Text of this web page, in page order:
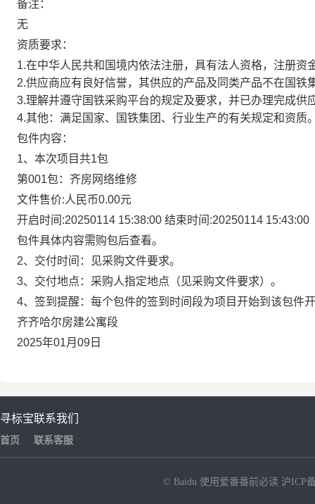
备注：
无
资质要求：
1.在中华人民共和国境内依法注册，具有法人资格，注册
2.供应商应有良好信誉，其供应的产品及同类产品不在国铁
3.理解并遵守国铁采购平台的规定及要求，并已办理完成供
4.其他：满足国家、国铁集团、行业生产的有关规定和资质
包件内容：
1、本次项目共1包
第001包：齐房网络维修
文件售价:人民币0.00元
开启时间:20250114 15:38:00 结束时间:20250114 15:43:00
包件具体内容需购包后查看。
2、交付时间：见采购文件要求。
3、交付地点：采购人指定地点（见采购文件要求）。
4、签到提醒：每个包件的签到时间段为项目开始到该包件
齐齐哈尔房建公寓段
2025年01月09日
寻标宝
首页
联系我们
联系客服
© Baidu 使用爱番番前必读 沪ICP